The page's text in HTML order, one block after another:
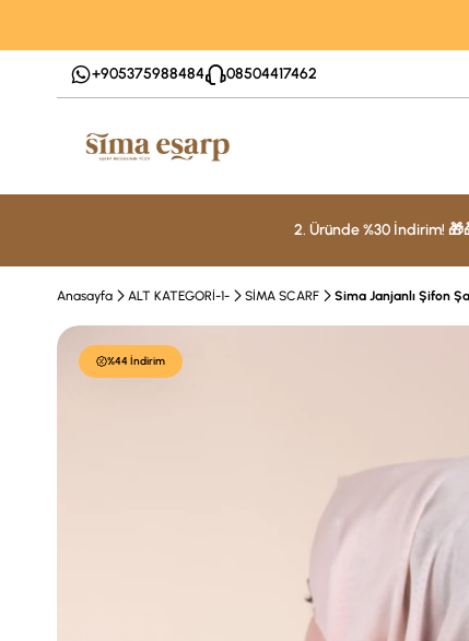
+905375988484 08504417462
2. Üründe %30 İndirim!
Anasayfa ALT KATEGORİ-1- SİMA SCARF Sima Janjanlı Şifon Şal
%44 İndirim